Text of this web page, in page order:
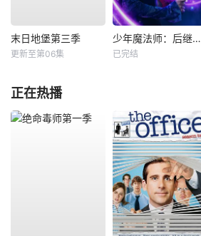
末日地堡第三季
更新至第06集
少年魔法师：后继者第三季
已完结
正在热播